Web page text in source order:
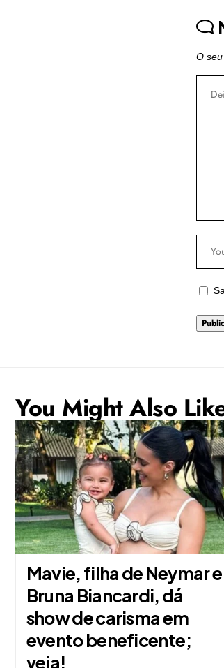
O
You Might Also
Mavie, filha de Neymar e
Bruna Biancardi, dá
show de carisma em
evento beneficente;
veja!